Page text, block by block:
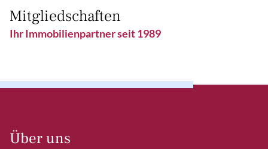
Mitgliedschaften
Ihr Immobilienpartner seit 1989
Über uns